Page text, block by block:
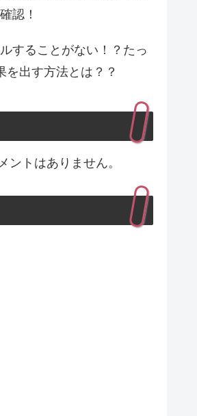
認！
することがない！？たっ
を出す方法とは？？
ントはありません。